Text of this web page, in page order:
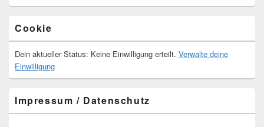
Cookie
Dein aktueller Status: Keine Einwilligung erteilt. Verwalte deine
Einwilligung
Impressum / Datenschutz